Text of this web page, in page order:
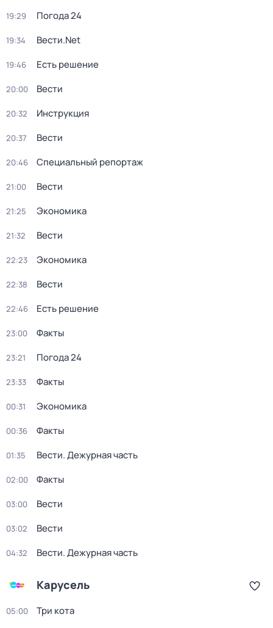
19:29 Погода 24
19:34 Вести.Net
19:46 Есть решение
20:00 Вести
20:32 Инструкция
20:37 Вести
20:46 Специальный репортаж
21:00 Вести
21:25 Экономика
21:32 Вести
22:23 Экономика
22:38 Вести
22:46 Есть решение
23:00 Факты
23:21 Погода 24
23:33 Факты
00:31 Экономика
00:36 Факты
01:35 Вести. Дежурная часть
02:00 Факты
03:00 Вести
03:02 Вести
04:32 Вести. Дежурная часть
Карусель
05:00 Три кота